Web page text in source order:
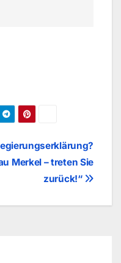
Merkel – treten Sie
zurück!“